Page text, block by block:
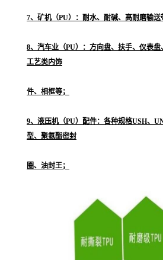
7、矿机（PU）：耐水、耐碱、高耐磨输送
8、汽车业（PU）：方向盘、扶手、仪表
工艺类内饰
件、相框等；
9、液压机（PU）配件：各种规格USH、
型、聚氨酯密封
圈、油封王；